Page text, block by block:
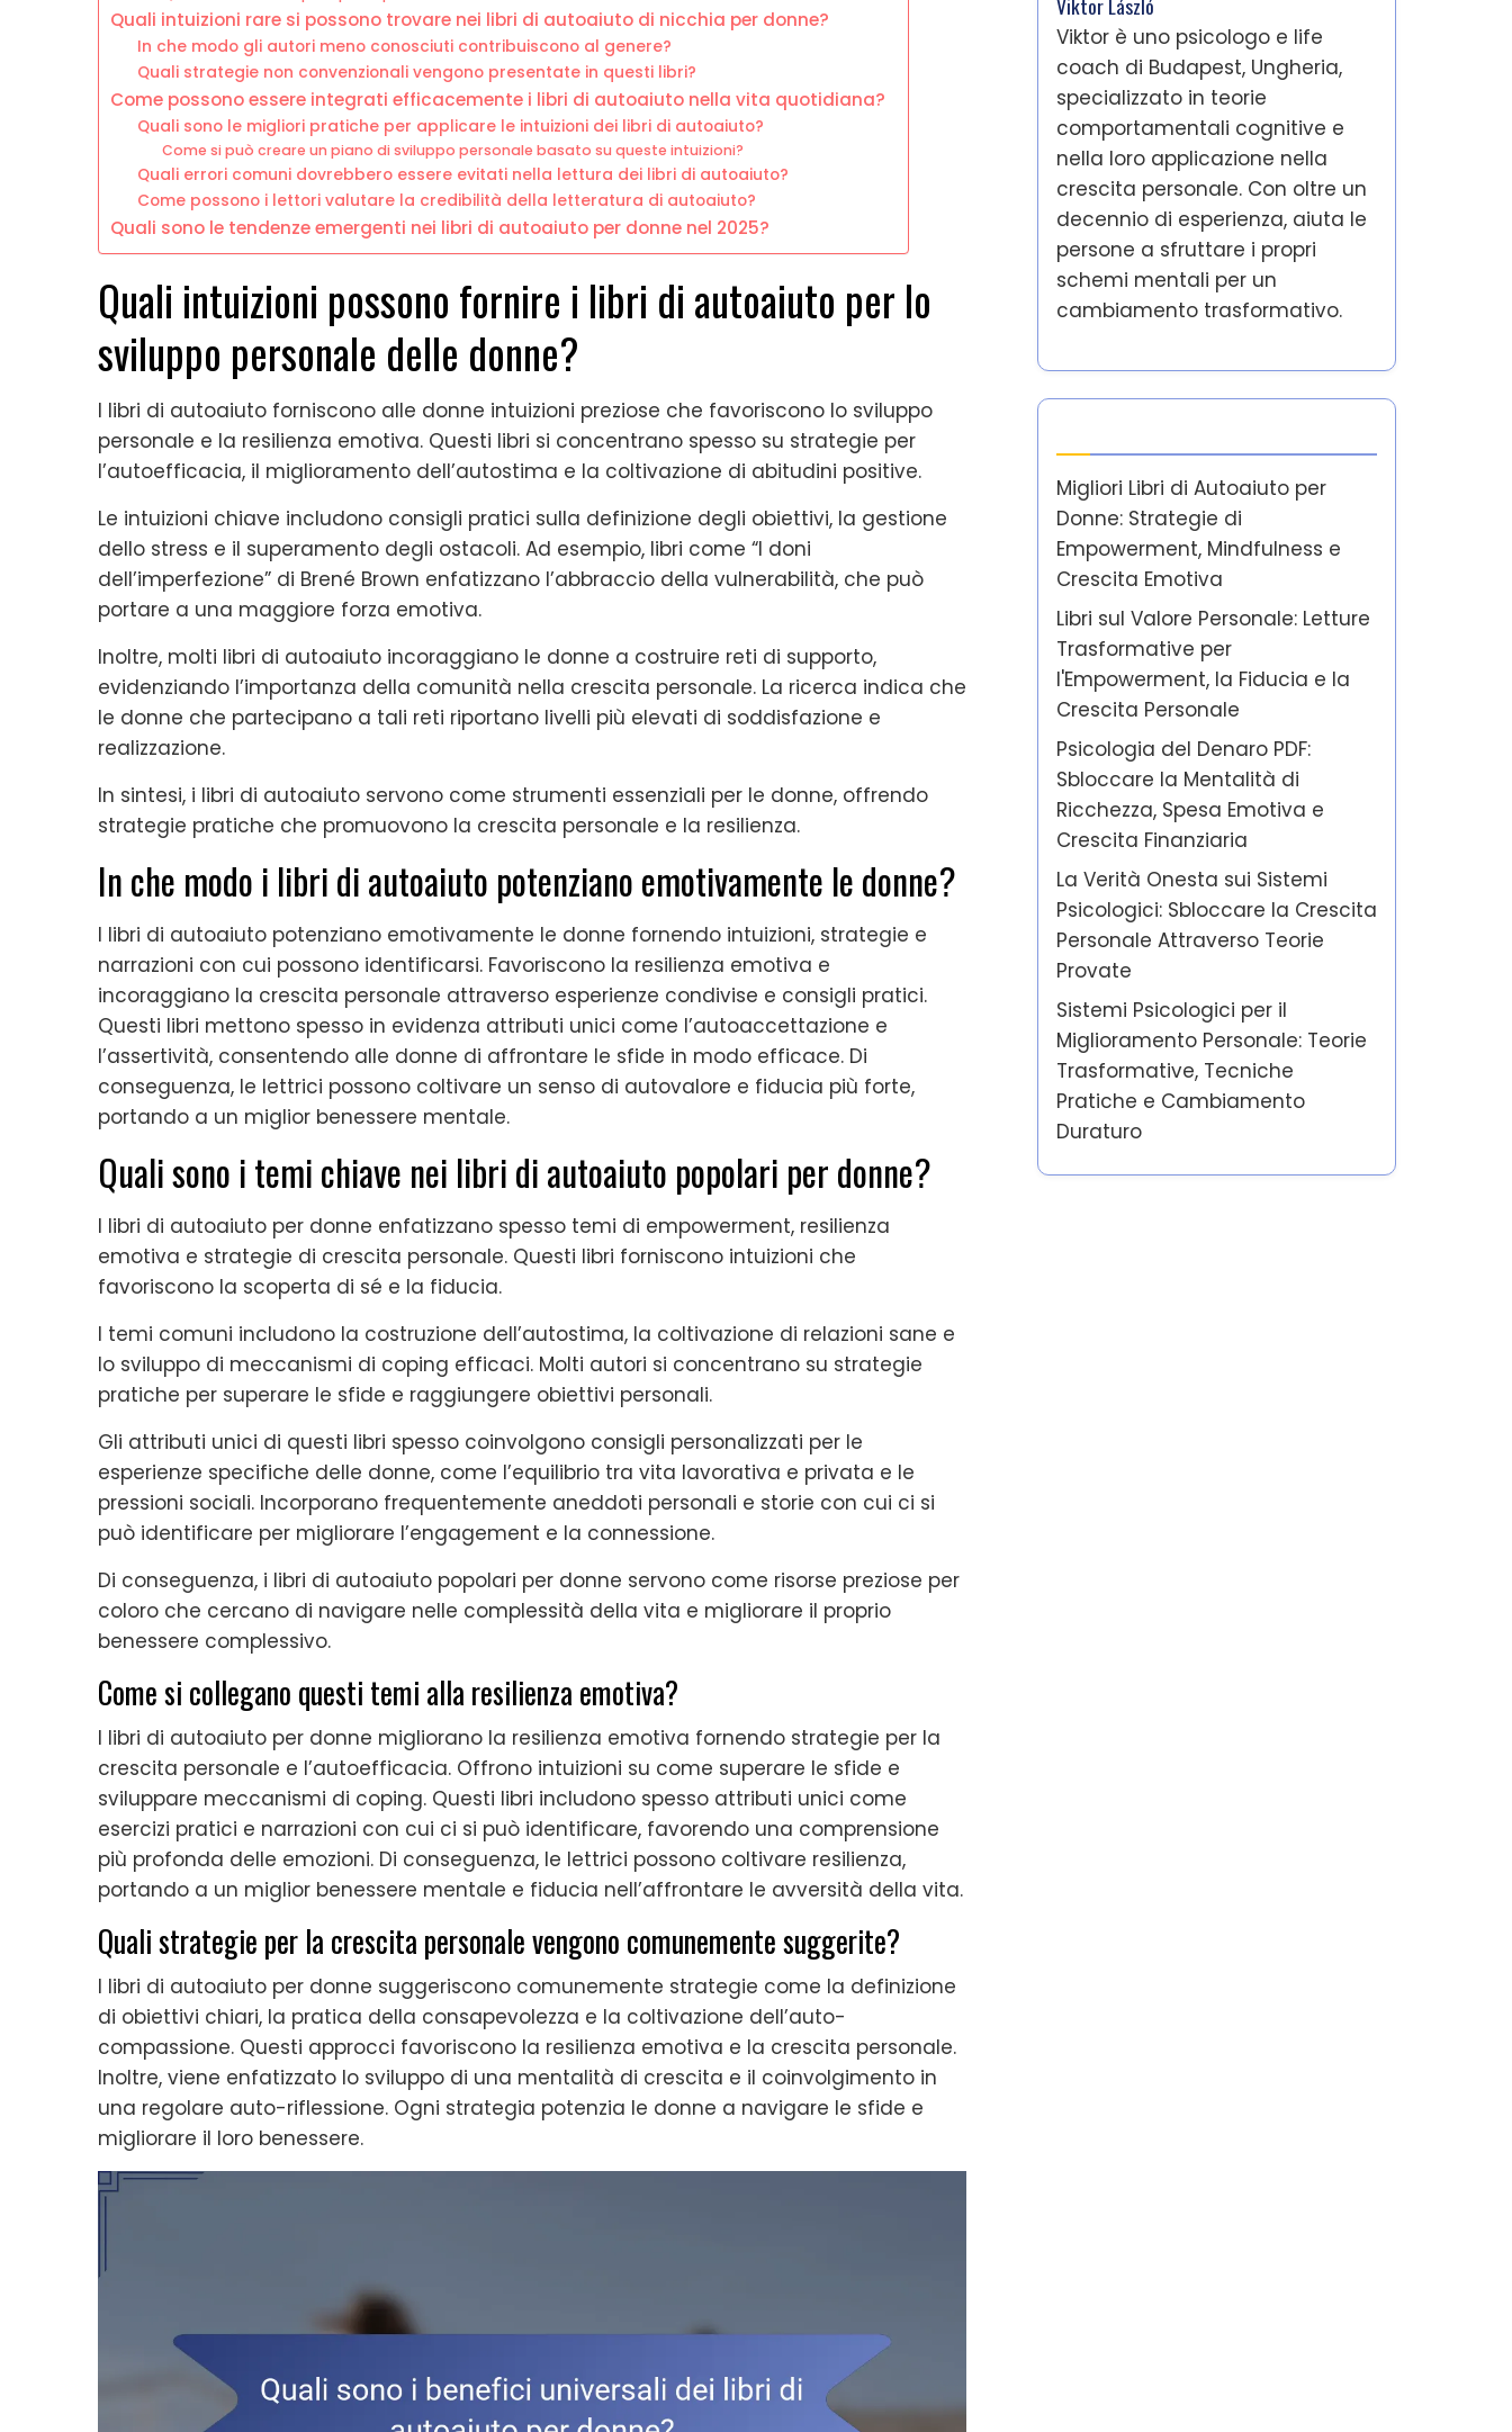
Quali intuizioni rare si possono trovare nei libri di autoaiuto di nicchia per donne?
In che modo gli autori meno conosciuti contribuiscono al genere?
Quali strategie non convenzionali vengono presentate in questi libri?
Come possono essere integrati efficacemente i libri di autoaiuto nella vita quotidiana?
Quali sono le migliori pratiche per applicare le intuizioni dei libri di autoaiuto?
Come si può creare un piano di sviluppo personale basato su queste intuizioni?
Quali errori comuni dovrebbero essere evitati nella lettura dei libri di autoaiuto?
Come possono i lettori valutare la credibilità della letteratura di autoaiuto?
Quali sono le tendenze emergenti nei libri di autoaiuto per donne nel 2025?
Quali intuizioni possono fornire i libri di autoaiuto per lo
sviluppo personale delle donne?
I libri di autoaiuto forniscono alle donne intuizioni preziose che favoriscono lo sviluppo
personale e la resilienza emotiva. Questi libri si concentrano spesso su strategie per
l’autoefficacia, il miglioramento dell’autostima e la coltivazione di abitudini positive.
Le intuizioni chiave includono consigli pratici sulla definizione degli obiettivi, la gestione
dello stress e il superamento degli ostacoli. Ad esempio, libri come “I doni
dell’imperfezione” di Brené Brown enfatizzano l’abbraccio della vulnerabilità, che può
portare a una maggiore forza emotiva.
Inoltre, molti libri di autoaiuto incoraggiano le donne a costruire reti di supporto,
evidenziando l’importanza della comunità nella crescita personale. La ricerca indica che
le donne che partecipano a tali reti riportano livelli più elevati di soddisfazione e
realizzazione.
In sintesi, i libri di autoaiuto servono come strumenti essenziali per le donne, offrendo
strategie pratiche che promuovono la crescita personale e la resilienza.
In che modo i libri di autoaiuto potenziano emotivamente le donne?
I libri di autoaiuto potenziano emotivamente le donne fornendo intuizioni, strategie e
narrazioni con cui possono identificarsi. Favoriscono la resilienza emotiva e
incoraggiano la crescita personale attraverso esperienze condivise e consigli pratici.
Questi libri mettono spesso in evidenza attributi unici come l’autoaccettazione e
l’assertività, consentendo alle donne di affrontare le sfide in modo efficace. Di
conseguenza, le lettrici possono coltivare un senso di autovalore e fiducia più forte,
portando a un miglior benessere mentale.
Quali sono i temi chiave nei libri di autoaiuto popolari per donne?
I libri di autoaiuto per donne enfatizzano spesso temi di empowerment, resilienza
emotiva e strategie di crescita personale. Questi libri forniscono intuizioni che
favoriscono la scoperta di sé e la fiducia.
I temi comuni includono la costruzione dell’autostima, la coltivazione di relazioni sane e
lo sviluppo di meccanismi di coping efficaci. Molti autori si concentrano su strategie
pratiche per superare le sfide e raggiungere obiettivi personali.
Gli attributi unici di questi libri spesso coinvolgono consigli personalizzati per le
esperienze specifiche delle donne, come l’equilibrio tra vita lavorativa e privata e le
pressioni sociali. Incorporano frequentemente aneddoti personali e storie con cui ci si
può identificare per migliorare l’engagement e la connessione.
Di conseguenza, i libri di autoaiuto popolari per donne servono come risorse preziose per
coloro che cercano di navigare nelle complessità della vita e migliorare il proprio
benessere complessivo.
Come si collegano questi temi alla resilienza emotiva?
I libri di autoaiuto per donne migliorano la resilienza emotiva fornendo strategie per la
crescita personale e l’autoefficacia. Offrono intuizioni su come superare le sfide e
sviluppare meccanismi di coping. Questi libri includono spesso attributi unici come
esercizi pratici e narrazioni con cui ci si può identificare, favorendo una comprensione
più profonda delle emozioni. Di conseguenza, le lettrici possono coltivare resilienza,
portando a un miglior benessere mentale e fiducia nell’affrontare le avversità della vita.
Quali strategie per la crescita personale vengono comunemente suggerite?
I libri di autoaiuto per donne suggeriscono comunemente strategie come la definizione
di obiettivi chiari, la pratica della consapevolezza e la coltivazione dell’auto-
compassione. Questi approcci favoriscono la resilienza emotiva e la crescita personale.
Inoltre, viene enfatizzato lo sviluppo di una mentalità di crescita e il coinvolgimento in
una regolare auto-riflessione. Ogni strategia potenzia le donne a navigare le sfide e
migliorare il loro benessere.
Viktor è uno psicologo e life
coach di Budapest, Ungheria,
specializzato in teorie
comportamentali cognitive e
nella loro applicazione nella
crescita personale. Con oltre un
decennio di esperienza, aiuta le
persone a sfruttare i propri
schemi mentali per un
cambiamento trasformativo.
Migliori Libri di Autoaiuto per
Donne: Strategie di
Empowerment, Mindfulness e
Crescita Emotiva
Libri sul Valore Personale: Letture
Trasformative per
l'Empowerment, la Fiducia e la
Crescita Personale
Psicologia del Denaro PDF:
Sbloccare la Mentalità di
Ricchezza, Spesa Emotiva e
Crescita Finanziaria
La Verità Onesta sui Sistemi
Psicologici: Sbloccare la Crescita
Personale Attraverso Teorie
Provate
Sistemi Psicologici per il
Miglioramento Personale: Teorie
Trasformative, Tecniche
Pratiche e Cambiamento
Duraturo